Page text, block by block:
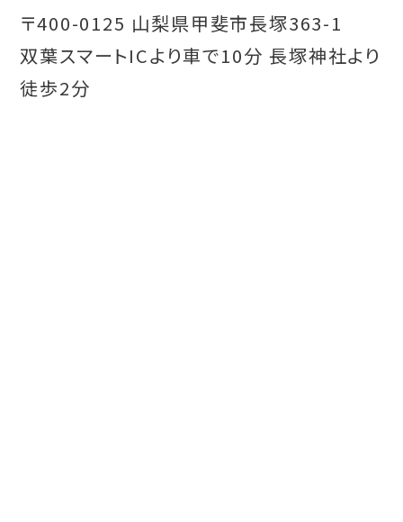
〒400-0125 山梨県甲斐市長塚363-1
双葉スマートICより車で10分 長塚神社より
徒歩2分